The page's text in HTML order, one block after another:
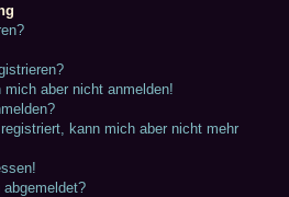
aber nicht anmelden!
kann mich aber nicht mehr